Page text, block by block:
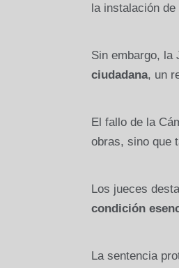
la instalación
Sin embargo, la
ciudadana, un
El fallo de la
obras, sino que
Los jueces
condición
La sentencia